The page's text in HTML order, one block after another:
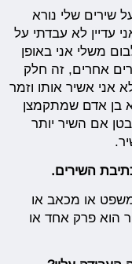
שירים שלי נורא
עדיין לא עבדתי על
משלי אני באופן
אחרים, זה חלק
אני אשיר אותו וזמר
בן אדם שמתקמצן
אם השיר יותר
השירים.
או מכאב או
הוא פרק אחד או